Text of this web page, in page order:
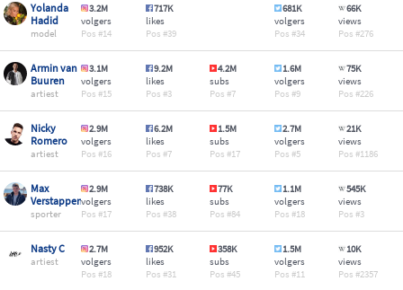
Yolanda
Hadid
model
3.2M
volgers
14
717K
likes
39
681K
volgers
34
66K
views
276
Armin van
Buuren
artiest
3.1M
volgers
15
9.2M
likes
3
4.2M
subs
7
1.6M
volgers
9
75K
views
226
Nicky
Romero
artiest
2.9M
volgers
16
6.2M
likes
7
1.5M
subs
17
2.7M
volgers
5
21K
views
1186
Max
Verstappen
sporter
2.9M
volgers
17
738K
likes
38
77K
subs
84
1.1M
volgers
18
545K
views
3
Nasty C
artiest
2.7M
volgers
18
952K
likes
31
358K
subs
45
1.5M
volgers
11
10K
views
2357